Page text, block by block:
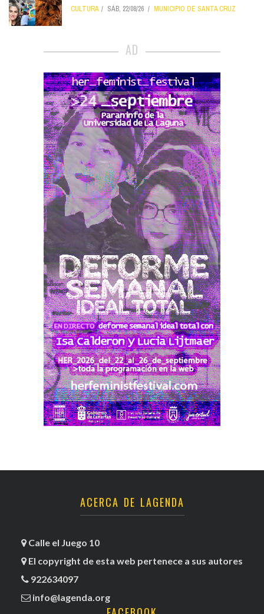
CULTURA SÁB, 22/08/26 MUNICIPIO DE SANTA CRUZ
AD
ACERCA DE LAGENDA
Calle el Juego 10
El copyright de esta web pertenece a sus autores
922634097
info@lagenda.org